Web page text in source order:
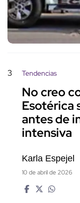
3 Tendencias
No creo
Esotérica
antes de
intensiva
Karla Espejel
10 de abril de 2026